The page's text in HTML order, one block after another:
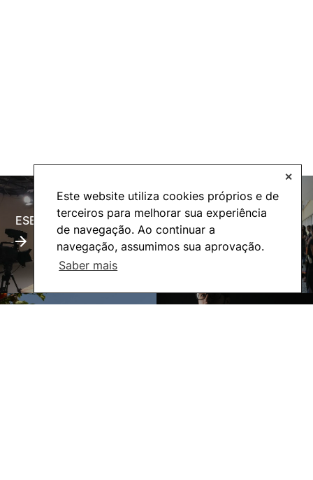
Este website utiliza cookies próprios e de
terceiros para melhorar sua experiência
de navegação. Ao continuar a
navegação, assumimos sua aprovação.
Saber mais
✕
ESECTV Alumni